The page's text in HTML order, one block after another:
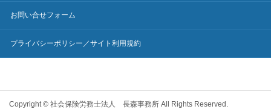
お問い合せフォーム
プライバシーポリシー／サイト利用規約
Copyright © 社会保険労務士法人 長森事務所 All Rights Reserved.